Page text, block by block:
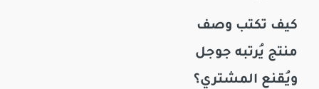
كيف تكتب وصف
منتج يُرتبه جوجل
ويُقنع المشتري؟